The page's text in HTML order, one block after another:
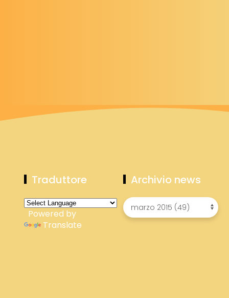
Traduttore
Powered by
Translate
Archivio news